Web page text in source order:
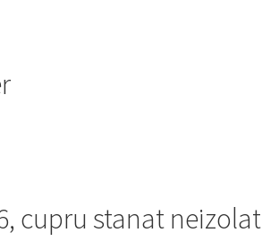
cupru stanat neizolat